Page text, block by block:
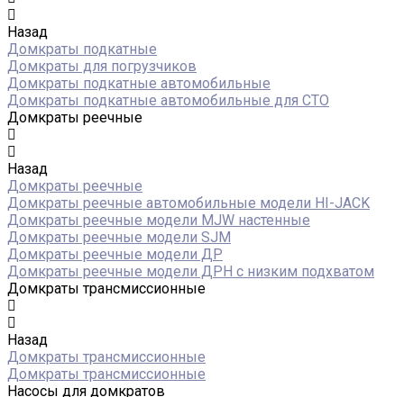
Назад
Домкраты подкатные
Домкраты для погрузчиков
Домкраты подкатные автомобильные
Домкраты подкатные автомобильные для СТО
Домкраты реечные
Назад
Домкраты реечные
Домкраты реечные автомобильные модели HI-JACK
Домкраты реечные модели MJW настенные
Домкраты реечные модели SJM
Домкраты реечные модели ДР
Домкраты реечные модели ДРН с низким подхватом
Домкраты трансмиссионные
Назад
Домкраты трансмиссионные
Домкраты трансмиссионные
Насосы для домкратов